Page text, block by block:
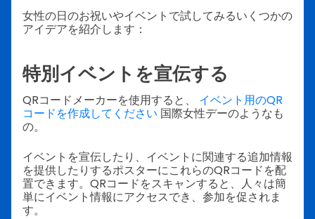
女性の日のお祝いやイベントで試してみるいくつかの
アイデアを紹介します：
特別イベントを宣伝する
QRコードメーカーを使用すると、 イベント用のQR
コードを作成してください 国際女性デーのようなも
の。
イベントを宣伝したり、イベントに関連する追加情報
を提供したりするポスターにこれらのQRコードを配
置できます。QRコードをスキャンすると、人々は簡
単にイベント情報にアクセスでき、参加を促されま
す。